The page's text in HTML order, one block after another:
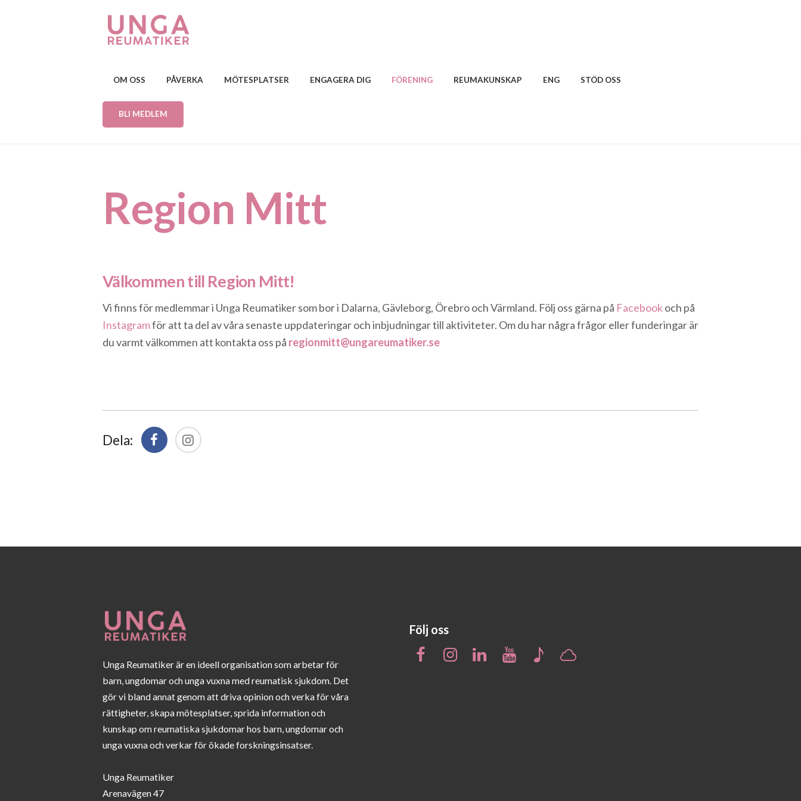
OM OSS PÅVERKA MÖTESPLATSER ENGAGERA DIG FÖRENING REUMAKUNSKAP ENG STÖD OSS
BLI MEDLEM
Region Mitt
Välkommen till Region Mitt!
Vi finns för medlemmar i Unga Reumatiker som bor i Dalarna, Gävleborg, Örebro och Värmland. Följ oss gärna på Facebookoch på
Instagramför att ta del av våra senaste uppdateringar och inbjudningar till aktiviteter. Om du har några frågor eller funderingar är
du varmt välkommen att kontakta oss på regionmitt@ungareumatiker.se
Dela:
Unga Reumatiker är en ideell organisation som arbetar för
barn, ungdomar och unga vuxna med reumatisk sjukdom. Det
gör vi bland annat genom att driva opinion och verka för våra
rättigheter, skapa mötesplatser, sprida information och
kunskap om reumatiska sjukdomar hos barn, ungdomar och
unga vuxna och verkar för ökade forskningsinsatser.
Unga Reumatiker
Arenavägen 47
Följ oss